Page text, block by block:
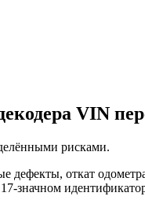
VIN
рисками.
откат
значном